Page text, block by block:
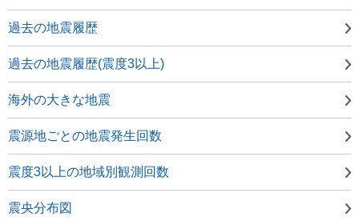
過去の地震履歴
過去の地震履歴(震度3以上)
海外の大きな地震
震源地ごとの地震発生回数
震度3以上の地域別観測回数
震央分布図